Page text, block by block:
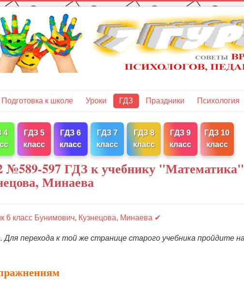
Подготовка к школе Уроки ГДЗ Праздники Психология
4
ГДЗ 5
класс
ГДЗ 6
класс
ГДЗ 7
класс
ГДЗ 8
класс
ГДЗ 9
класс
ГДЗ 10
класс
№589-597 ГДЗ к учебнику
Минаева
6 класс Бунимович, Кузнецова, Минаева ✔
Для перехода к той же странице старого учебника пройдите